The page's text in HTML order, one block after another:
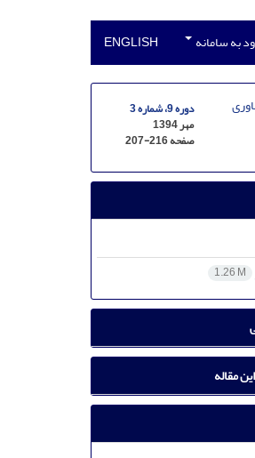
به سامانه ENGLISH
دوره 9، شماره 3
مهر 1394
صفحه207-216
1.26 M
مقاله